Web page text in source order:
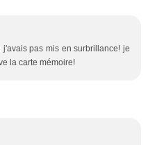
pas mis en surbrillance! je
la carte mémoire!